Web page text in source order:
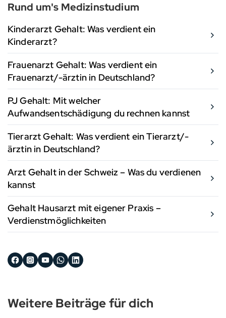
Rund um's Medizinstudium
Kinderarzt Gehalt: Was verdient ein
Kinderarzt?
Frauenarzt Gehalt: Was verdient ein
Frauenarzt/-ärztin in Deutschland?
PJ Gehalt: Mit welcher
Aufwandsentschädigung du rechnen kannst
Tierarzt Gehalt: Was verdient ein Tierarzt/-
ärztin in Deutschland?
Arzt Gehalt in der Schweiz – Was du verdienen
kannst
Gehalt Hausarzt mit eigener Praxis –
Verdienstmöglichkeiten
Weitere Beiträge für dich